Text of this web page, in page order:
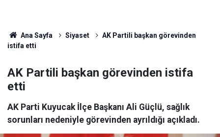
Ana Sayfa Siyaset
AK Partili başkan görevinden
istifa etti
AK Partili başkan görevinden istifa
etti
AK Parti Kuyucak İlçe Başkanı Ali Güçlü, sağlık
sorunları nedeniyle görevinden ayrıldığı açıkladı.